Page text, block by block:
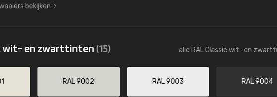
bekijken
wit- en zwarttinten (15) alle RAL Classic wit- en
RAL 9002 RAL 9003 RAL 9004